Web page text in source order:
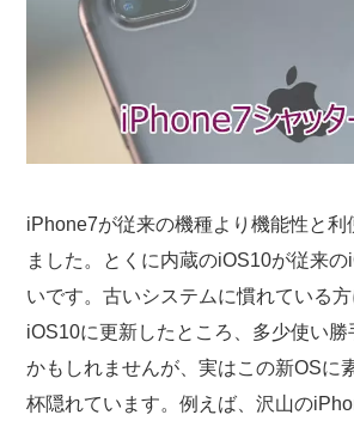
iPhone7が従来の機種より機能性と利
ました。とくに内蔵のiOS10が従来
いです。古いシステムに慣れている
iOS10に更新したところ、多少使い勝
かもしれませんが、実はこの新OSに
杯隠れています。例えば、沢山の